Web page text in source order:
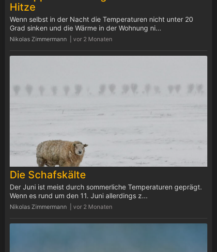
Hitze
Nikolas Zimmermann | vor 2 Monaten
Wenn selbst in der Nacht die Temperaturen nicht unter 20
Grad sinken und die Wärme in der Wohnung ni...
Die Schafskälte
Nikolas Zimmermann | vor 2 Monaten
Der Juni ist meist durch sommerliche Temperaturen geprägt.
Wenn es rund um den 11. Juni allerdings z...